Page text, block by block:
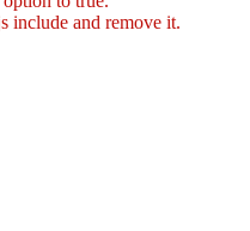
include and remove it.